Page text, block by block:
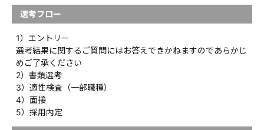
選考フロー
1）エントリー
選考結果に関するご質問にはお答えできかねますのであらかじ
めご了承ください
2）書類選考
3）適性検査（一部職種）
4）面接
5）採用内定